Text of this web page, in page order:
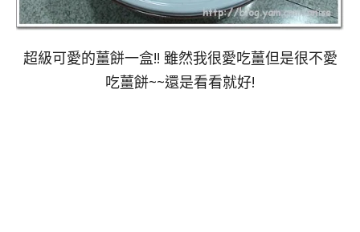
超級可愛的薑餅一盒!! 雖然我很愛吃薑但是很不愛
吃薑餅~~還是看看就好!